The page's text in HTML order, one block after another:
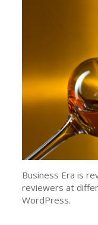
Business Era is
reviewers at
WordPress.